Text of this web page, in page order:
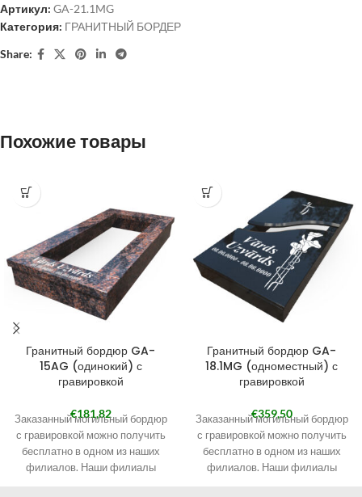
Артикул: GA-21.1MG
Категория: ГРАНИТНЫЙ БОРДЕР
Share:
Похожие товары
Гранитный бордюр GA-
15AG (одинокий) с
гравировкой
€181,82
Заказанный могильный бордюр
с гравировкой можно получить
бесплатно в одном из наших
филиалов. Наши филиалы
Гранитный бордюр GA-
18.1MG (одноместный) с
гравировкой
€359,50
Заказанный могильный бордюр
с гравировкой можно получить
бесплатно в одном из наших
филиалов. Наши филиалы